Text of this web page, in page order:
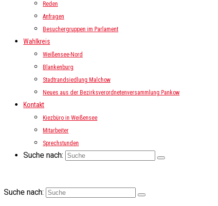
Reden
Anfragen
Besuchergruppen im Parlament
Wahlkreis
Weißensee-Nord
Blankenburg
Stadtrandsiedlung Malchow
Neues aus der Bezirksverordnetenversammlung Pankow
Kontakt
Kiezbüro in Weißensee
Mitarbeiter
Sprechstunden
Suche nach:
Suche nach: